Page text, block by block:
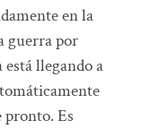
en la
guerra por
llegando a
pronto. Es